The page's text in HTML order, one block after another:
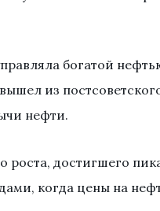
богатой
из
нефти.
роста, достигшего
когда цены на